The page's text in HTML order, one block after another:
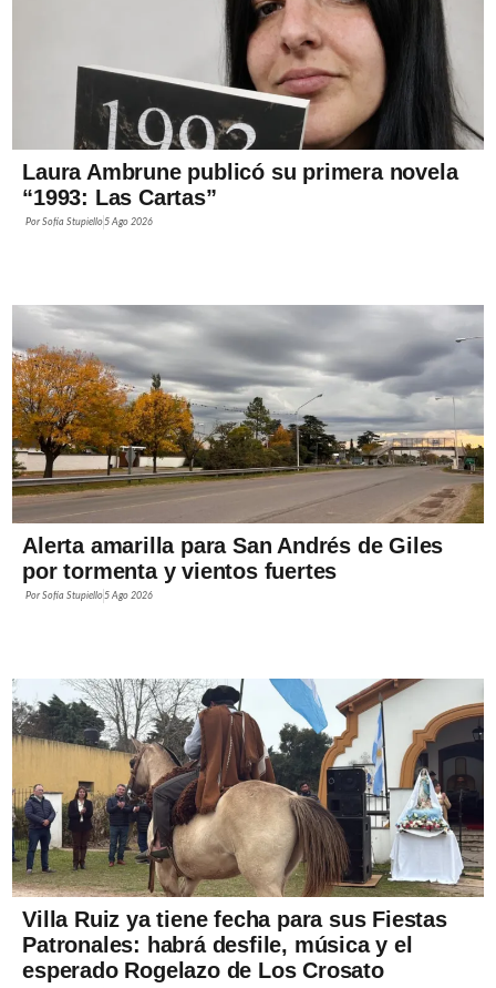
Laura Ambrune publicó su primera novela
“1993: Las Cartas”
PorSofía Stupiello5 Ago 2026
Alerta amarilla para San Andrés de Giles
por tormenta y vientos fuertes
PorSofía Stupiello5 Ago 2026
Villa Ruiz ya tiene fecha para sus Fiestas
Patronales: habrá desfile, música y el
esperado Rogelazo de Los Crosato